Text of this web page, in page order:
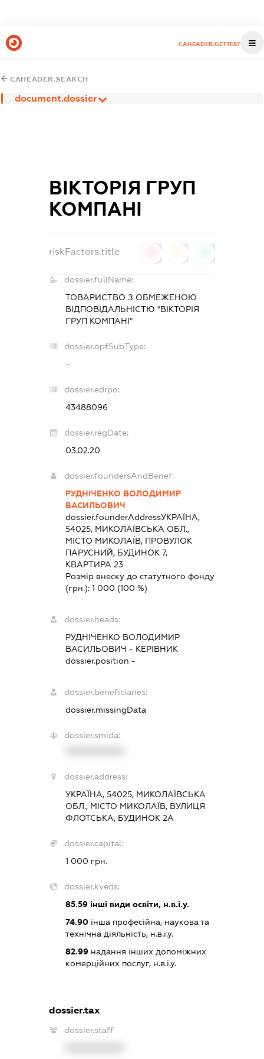
CAHEADER.GETTEST
CAHEADER.SEARCH
document.dossier
ВІКТОРІЯ ГРУП
КОМПАНІ
riskFactors.title
dossier.fullName:
ТОВАРИСТВО З ОБМЕЖЕНОЮ
ВІДПОВІДАЛЬНІСТЮ "ВІКТОРІЯ
ГРУП КОМПАНІ"
dossier.opfSubType:
-
dossier.edrpo:
43488096
dossier.regDate:
03.02.20
dossier.foundersAndBenef:
РУДНІЧЕНКО ВОЛОДИМИР
ВАСИЛЬОВИЧ
dossier.founderAddressУКРАЇНА,
54025, МИКОЛАЇВСЬКА ОБЛ.,
МІСТО МИКОЛАЇВ, ПРОВУЛОК
ПАРУСНИЙ, БУДИНОК 7,
КВАРТИРА 23
Розмір внеску до статутного фонду
(грн.): 1 000 (100 %)
dossier.heads:
РУДНІЧЕНКО ВОЛОДИМИР
ВАСИЛЬОВИЧ - КЕРІВНИК
dossier.position -
dossier.beneficiaries:
dossier.missingData
dossier.smida:
dossier.address:
УКРАЇНА, 54025, МИКОЛАЇВСЬКА
ОБЛ., МІСТО МИКОЛАЇВ, ВУЛИЦЯ
ФЛОТСЬКА, БУДИНОК 2А
dossier.capital:
1 000 грн.
dossier.kveds:
85.59інші види освіти, н.в.і.у.
74.90інша професійна, наукова та
технічна діяльність, н.в.і.у.
82.99надання інших допоміжних
комерційних послуг, н.в.і.у.
dossier.tax
dossier.staff